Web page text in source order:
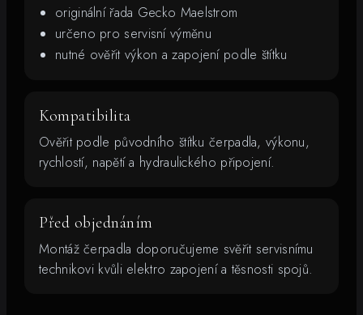
originální řada Gecko Maelstrom
určeno pro servisní výměnu
nutné ověřit výkon a zapojení podle štítku
Kompatibilita
Ověřit podle původního štítku čerpadla, výkonu,
rychlostí, napětí a hydraulického připojení.
Před objednáním
Montáž čerpadla doporučujeme svěřit servisnímu
technikovi kvůli elektro zapojení a těsnosti spojů.